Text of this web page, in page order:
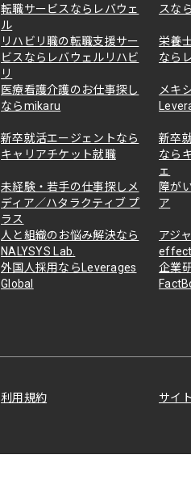
転職サービスならレバウェ
ル
スな
リハビリ職の転職支援サー
ビスならレバウェルリハビ
リ
栄養
なら
医療看護介護のお仕事探し
ならmikaru
メキ
新卒就活エージェントなら
キャリアチケット就職
新卒
なら
ェ
未経験・若手の仕事探しメ
ディア／ハタラクティブ プ
ラス
障が
ア
人と組織のお悩み解決なら
NALYSYS Lab.
アジ
外国人採用ならLeverages
Global
企業
利用規約 サイ